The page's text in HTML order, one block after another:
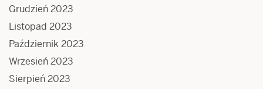
Grudzień 2023
Listopad 2023
Październik 2023
Wrzesień 2023
Sierpień 2023